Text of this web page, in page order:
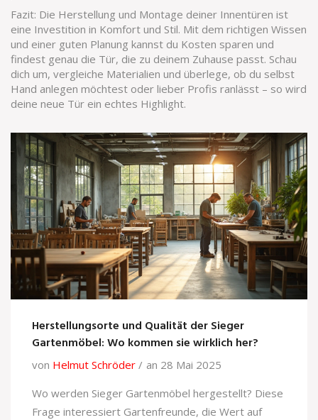
Fazit: Die Herstellung und Montage deiner Innentüren ist
eine Investition in Komfort und Stil. Mit dem richtigen Wissen
und einer guten Planung kannst du Kosten sparen und
findest genau die Tür, die zu deinem Zuhause passt. Schau
dich um, vergleiche Materialien und überlege, ob du selbst
Hand anlegen möchtest oder lieber Profis ranlässt – so wird
deine neue Tür ein echtes Highlight.
Herstellungsorte und Qualität der Sieger
Gartenmöbel: Wo kommen sie wirklich her?
von Helmut Schröder
an 28 Mai 2025
Wo werden Sieger Gartenmöbel hergestellt? Diese
Frage interessiert Gartenfreunde, die Wert auf